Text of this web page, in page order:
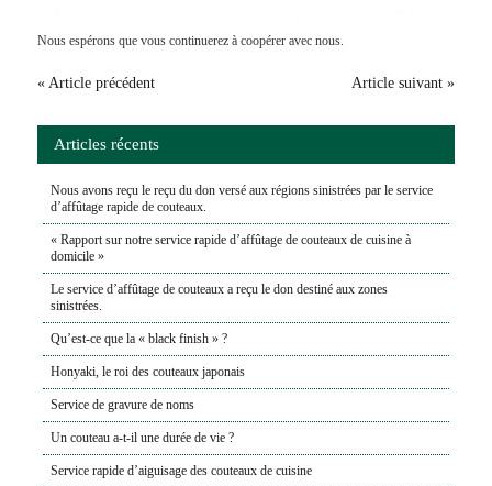
Nous espérons que vous continuerez à coopérer avec nous.
« Article précédent Article suivant »
Articles récents
Nous avons reçu le reçu du don versé aux régions sinistrées par le service
d’affûtage rapide de couteaux.
« Rapport sur notre service rapide d’affûtage de couteaux de cuisine à
domicile »
Le service d’affûtage de couteaux a reçu le don destiné aux zones
sinistrées.
Qu’est-ce que la « black finish » ?
Honyaki, le roi des couteaux japonais
Service de gravure de noms
Un couteau a-t-il une durée de vie ?
Service rapide d’aiguisage des couteaux de cuisine